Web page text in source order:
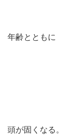
年齢とともに
頭が固くなる。